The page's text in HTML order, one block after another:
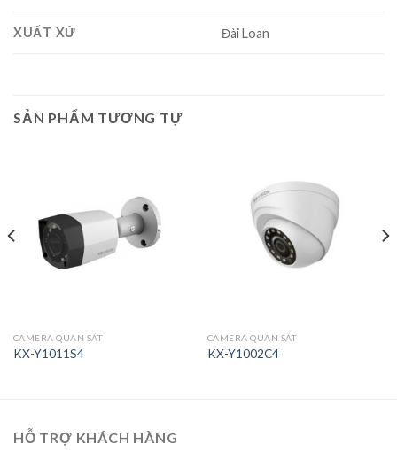
XUẤT XỨ Đài Loan
SẢN PHẨM TƯƠNG TỰ
CAMERA QUAN SÁT
KX-Y1011S4
CAMERA QUAN SÁT
KX-Y1002C4
HỖ TRỢ KHÁCH HÀNG